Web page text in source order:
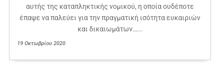
αυτής της καταπληκτικής νομικού, η οποία ουδέποτε
έπαψε να παλεύει για την πραγματική ισότητα ευκαιριών
και δικαιωμάτων…...
19 Οκτωβρίου 2020